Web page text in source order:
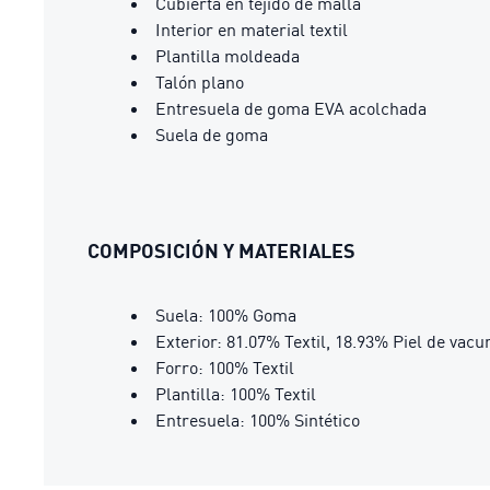
Interior en material textil
Plantilla moldeada
Talón plano
Entresuela de goma EVA acolchada
Suela de goma
COMPOSICIÓN Y MATERIALES
Suela: 100% Goma
Exterior: 81.07% Textil, 18.93% Piel de
Forro: 100% Textil
Plantilla: 100% Textil
Entresuela: 100% Sintético